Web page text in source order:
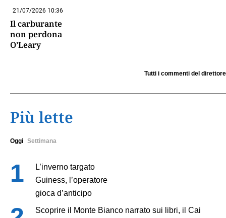
21/07/2026 10:36
Il carburante
non perdona
O’Leary
Tutti i commenti del direttore
Più lette
Oggi Settimana
L’inverno targato
Guiness, l’operatore
gioca d’anticipo
Scoprire il Monte Bianco narrato sui libri, il Cai